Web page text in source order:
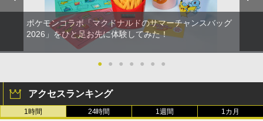
ポケモンコラボ「マクドナルドのサマーチャンスバッグ
2026」をひと足お先に体験してみた！
● ● ● ● ● ● ●
アクセスランキング
1時間 24時間 1週間 1カ月